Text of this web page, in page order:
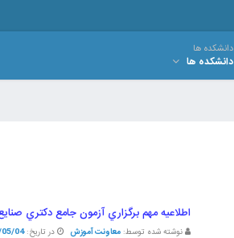
دانشکده ها
دانشکده ها
اطلاعيه مهم برگزاري آزمون جامع دکتري صنايع
نوشته شده توسط: معاونت آموزش در تاریخ:04